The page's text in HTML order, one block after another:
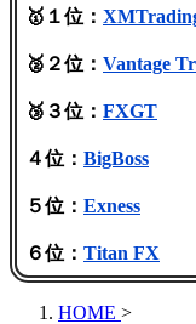
🥇１位：
🥈２位： Vantage
🥉３位： FXGT
４位： BigBoss
５位： Exness
６位： Titan FX
HOME >